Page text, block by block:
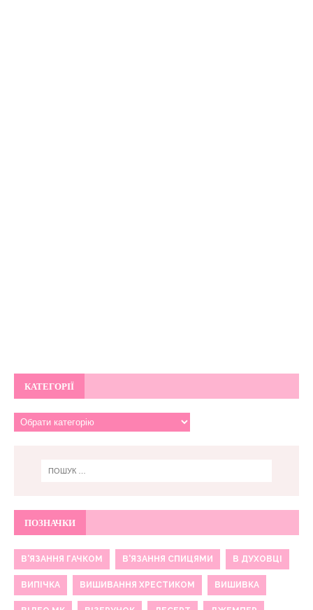
КАТЕГОРІЇ
ПОЗНАЧКИ
В'ЯЗАННЯ ГАЧКОМ В'ЯЗАННЯ СПИЦЯМИ В ДУХОВЦІ
ВИПІЧКА ВИШИВАННЯ ХРЕСТИКОМ ВИШИВКА